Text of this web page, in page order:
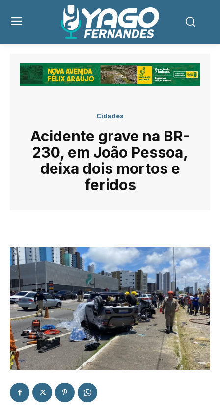
Cidades
Acidente grave na BR-
230, em João Pessoa,
deixa dois mortos e
feridos